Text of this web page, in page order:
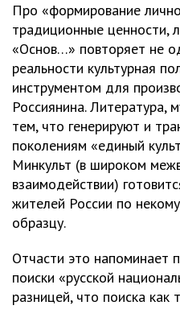
Про «формирование
традиционные ценности,
«Основ…» повторяет не
реальности культурная
инструментом для
Россиянина. Литература,
тем, что генерируют и
поколениям «единый
Минкульт (в широком
взаимодействии)
жителей России по
образцу.
Отчасти это напоминает
поиски «русской
разницей, что поиска как